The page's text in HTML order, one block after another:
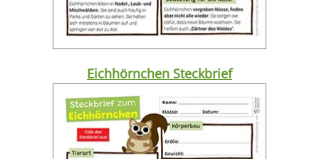
Eichhörnchen Steckbrief